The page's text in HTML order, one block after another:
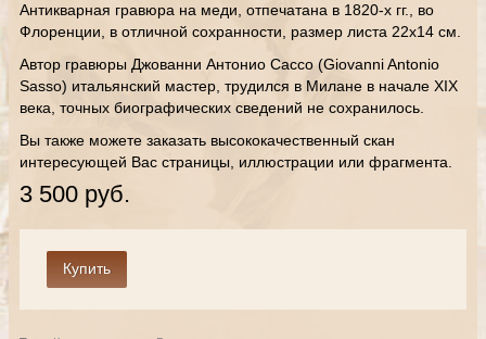
Антикварная гравюра на меди, отпечатана в 1820-х гг., во
Флоренции, в отличной сохранности, размер листа 22х14 см.
Автор гравюры Джованни Антонио Сассо (Giovanni Antonio
Sasso) итальянский мастер, трудился в Милане в начале XIX
века, точных биографических сведений не сохранилось.
Вы также можете заказать высококачественный скан
интересующей Вас страницы, иллюстрации или фрагмента.
3 500 руб.